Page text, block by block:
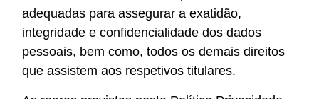
adequadas para assegurar a exatidão,
integridade e confidencialidade dos dados
pessoais, bem como, todos os demais direitos
que assistem aos respetivos titulares.